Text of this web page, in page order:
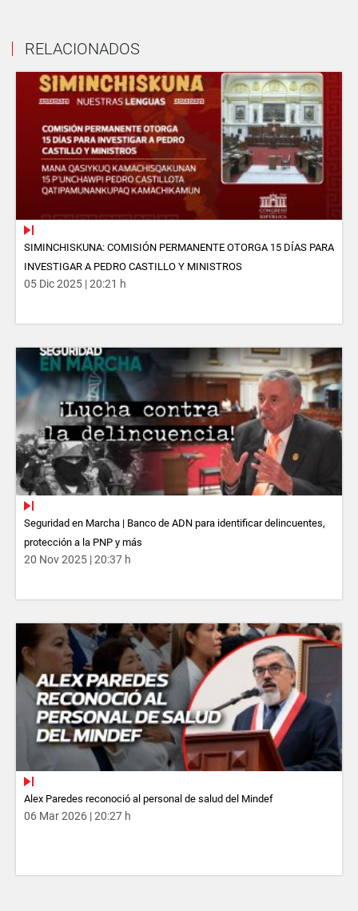
RELACIONADOS
SIMINCHISKUNA: COMISIÓN PERMANENTE OTORGA 15 DÍAS PARA
INVESTIGAR A PEDRO CASTILLO Y MINISTROS
05 Dic 2025 | 20:21 h
Seguridad en Marcha | Banco de ADN para identificar delincuentes,
protección a la PNP y más
20 Nov 2025 | 20:37 h
Alex Paredes reconoció al personal de salud del Mindef
06 Mar 2026 | 20:27 h